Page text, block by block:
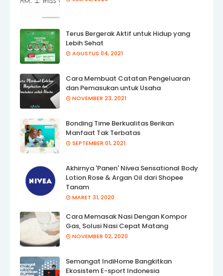
Terus Bergerak Aktif untuk Hidup yang
Lebih Sehat
AGUSTUS 04, 2021
Cara Membuat Catatan Pengeluaran
dan Pemasukan untuk Usaha
NOVEMBER 23, 2021
Bonding Time Berkualitas Berikan
Manfaat Tak Terbatas
SEPTEMBER 01, 2021
Akhirnya 'Panen' Nivea Sensational Body
Lotion Rose & Argan Oil dari Shopee
Tanam
MARET 31, 2020
Cara Memasak Nasi Dengan Kompor
Gas, Solusi Nasi Cepat Matang
NOVEMBER 02, 2020
Semangat IndiHome Bangkitkan
Ekosistem E-sport Indonesia